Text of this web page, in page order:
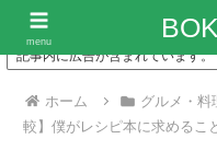
記事内に広告が含まれています。
ホーム グルメ・料
較】僕がレシピ本に求めるこ
menu